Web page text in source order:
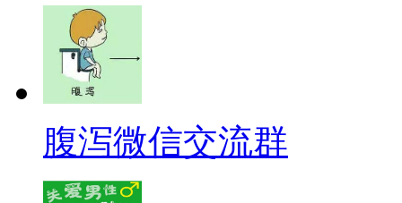
腹泻微信交流群